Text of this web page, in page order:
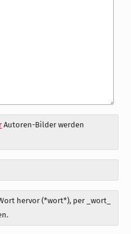
Autoren-Bilder werden
hervor (*wort*), per _wort_